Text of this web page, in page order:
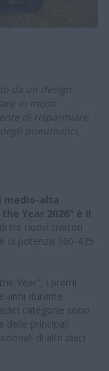
da un design
in modo
di risparmiare
pneumatici,
medio-alta
Year 2026" è il
tre nuovi trattori
di potenza 360-435
Year", i premi
anni durante
categorie sono
delle principali
di altri dieci